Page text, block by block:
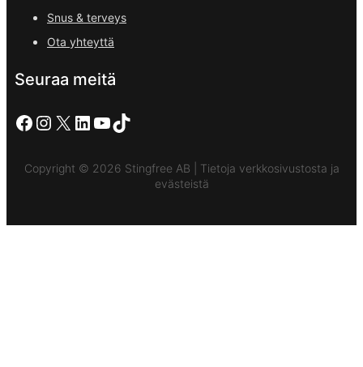
Snus & terveys
Ota yhteyttä
Seuraa meitä
Facebook
Instagram
X LinkedIn
YouTube
TikTok
Copyright © 2026 Stingfree AB | Tietoja verkkosivustosta ja
evästeistä